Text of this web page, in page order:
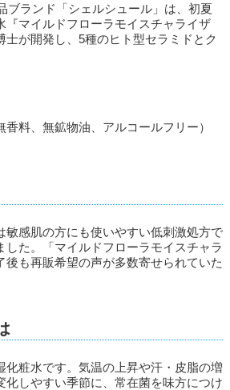
ブランド「シェルシュール」は、初夏
マイルドフローラモイスチャライザ
が開発し、5種のヒト型セラミドとク
料、無鉱物油、アルコールフリー）
感肌の方にも使いやすい低刺激処方で
た。「マイルドフローラモイスチャラ
も再販希望の声が多数寄せられていた
粧水です。気温の上昇や汗・皮脂の増
しやすい季節に、常在菌を味方につけ